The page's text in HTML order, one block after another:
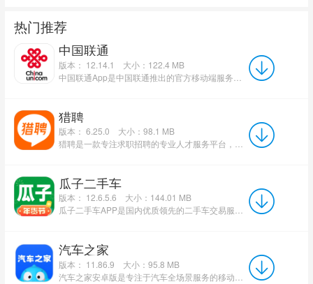
热门推荐
中国联通
版本： 12.14.1
大小：122.4 MB
猎聘
版本： 6.25.0
大小：98.1 MB
瓜子二手车
版本： 12.6.5.6
大小：144.01 MB
汽车之家
版本： 11.86.9
大小：95.8 MB